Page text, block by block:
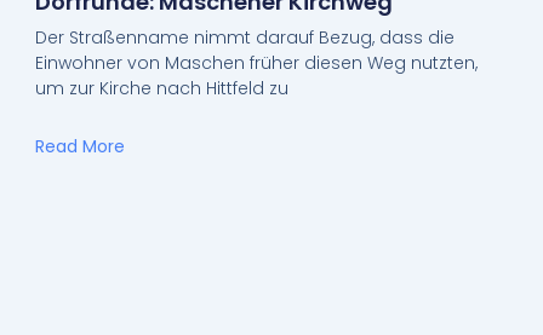
Der Straßenname nimmt darauf Bezug, dass die
Einwohner von Maschen früher diesen Weg nutzten,
um zur Kirche nach Hittfeld zu
Read More